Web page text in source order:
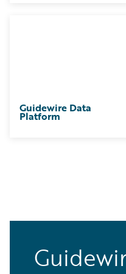
Guidewire Data
Platform